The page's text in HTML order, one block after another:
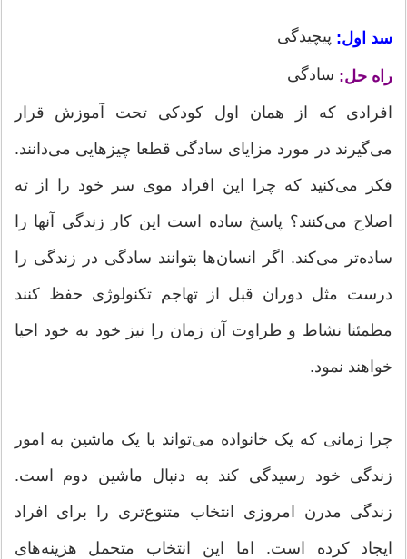
سد اول: پیچیدگی
راه حل: سادگی
افرادی که از همان اول کودکی تحت آموزش قرار
می‌گیرند در مورد مزایای سادگی قطعا چیزهایی می‌دانند.
فکر می‌کنید که چرا این افراد موی سر خود را از ته
اصلاح می‌کنند؟ پاسخ ساده است این کار زندگی آنها را
ساده‌تر می‌کند. اگر انسان‌ها بتوانند سادگی در زندگی را
درست مثل دوران قبل از تهاجم تکنولوژی حفظ کنند
مطمئنا نشاط و طراوت آن زمان را نیز خود به خود احیا
خواهند نمود.
چرا زمانی که یک خانواده می‌تواند با یک ماشین به امور
زندگی خود رسیدگی کند به دنبال ماشین دوم است.
زندگی مدرن امروزی انتخاب متنوع‌تری را برای افراد
ایجاد کرده است. اما این انتخاب متحمل هزینه‌های